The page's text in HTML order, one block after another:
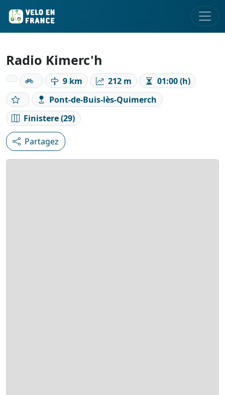
Radio Kimerc'h
9 km 212 m
01:00 (h)
Pont-de-Buis-lès-Quimerch
Finistere (29)
Partagez